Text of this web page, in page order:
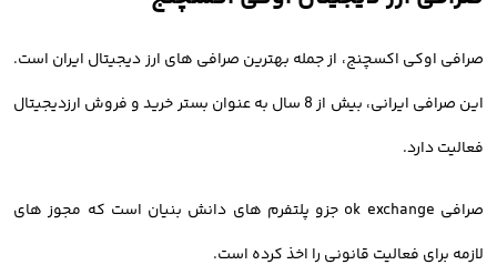
صرافی اوکی اکسچنج، از جمله بهترین صرافی های ارز دیجیتال ایران است.
این صرافی ایرانی، بیش از 8 سال به عنوان بستر خرید و فروش ارزدیجیتال
فعالیت دارد.
صرافی ok exchange جزو پلتفرم های دانش بنیان است که مجوز های
لازمه برای فعالیت قانونی را اخذ کرده است.